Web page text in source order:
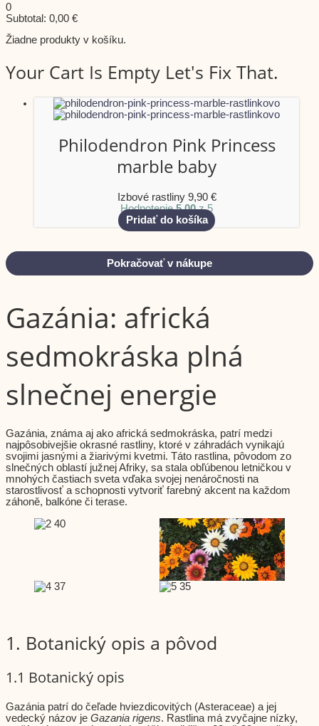
0
Subtotal: 0,00 €
Žiadne produkty v košíku.
Your Cart Is Empty Let's Fix That.
Philodendron Pink Princess
marble baby
Izbové rastliny 9,90 €
Hodnotenie5.00z 5
Pridať do košíka
Pokračovať v nákupe
Gazánia: africká
sedmokráska plná
slnečnej energie
Gazánia, známa aj ako africká sedmokráska, patrí medzi
najpôsobivejšie okrasné rastliny, ktoré v záhradách vynikajú
svojimi jasnými a žiarivými kvetmi. Táto rastlina, pôvodom zo
slnečných oblastí južnej Afriky, sa stala obľúbenou letničkou v
mnohých častiach sveta vďaka svojej nenáročnosti na
starostlivosť a schopnosti vytvoriť farebný akcent na každom
záhoně, balkóne či terase.
1. Botanický opis a pôvod
1.1 Botanický opis
Gazánia patrí do čeľade hviezdicovitých (Asteraceae) a jej
vedecký názov je Gazania rigens. Rastlina má zvyčajne nízky,